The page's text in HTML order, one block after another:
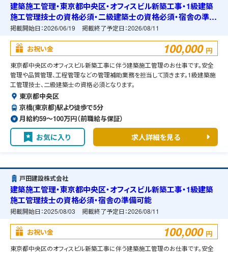
建築施工管理・東京都中央区・オフィスビル新築工事・1級建築
施工管理技士の資格必須・二級建築士の資格必須・宿舎の準備
可能
掲載開始日：2026/06/19 掲載終了予定日：2026/08/11
お祝い金 100,000 円
東京都中央区のオフィスビル新築工事に伴う建築施工管理のお仕事です。安全
管理や品質管理、工程管理などの管理補助業務を担当して頂きます。1級建築施
工管理技士、二級建築士の資格必須となります。
東京都中央区
京橋(東京都)駅より徒歩で5分
月給約59〜100万円（前職給与保証）
お気に入り 求人詳細を見る
戸田建設株式会社
建築施工管理・東京都中央区・オフィスビル新築工事・1級建築
施工管理技士の資格必須・宿舎の準備可能
掲載開始日：2025/08/03 掲載終了予定日：2026/08/11
お祝い金 100,000 円
東京都中央区のオフィスビル新築工事に伴う建築施工管理のお仕事です。安全